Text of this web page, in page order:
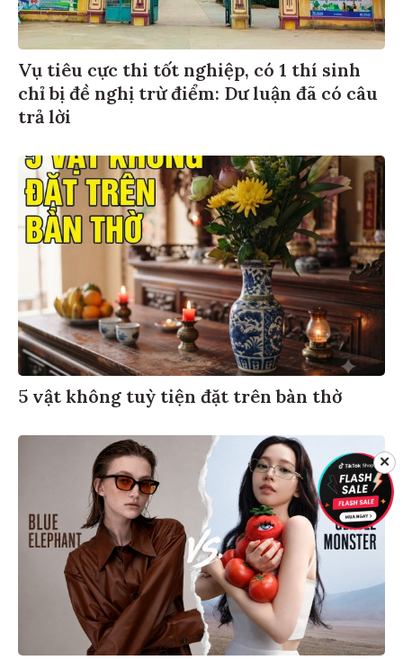
Vụ tiêu cực thi tốt nghiệp, có 1 thí sinh
chỉ bị đề nghị trừ điểm: Dư luận đã có câu
trả lời
5 vật không tuỳ tiện đặt trên bàn thờ
✕